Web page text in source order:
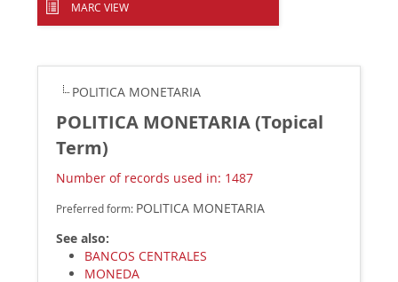
MARC VIEW
POLITICA MONETARIA
POLITICA MONETARIA (Topical
Term)
Number of records used in: 1487
Preferred form: POLITICA MONETARIA
See also:
BANCOS CENTRALES
MONEDA